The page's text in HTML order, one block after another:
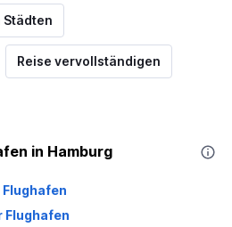
Reise vervollständigen
in Hamburg
Flughafen